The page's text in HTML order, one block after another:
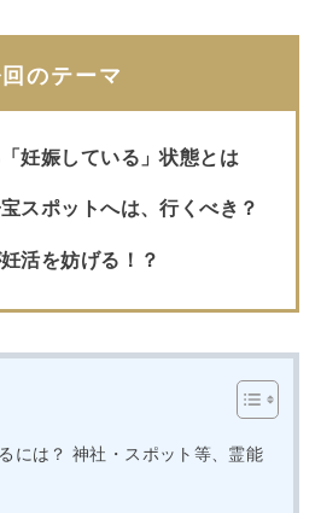
のテーマ
妊娠している」状態とは
スポットへは、行くべき？
活を妨げる！？
には？ 神社・スポット等、霊能